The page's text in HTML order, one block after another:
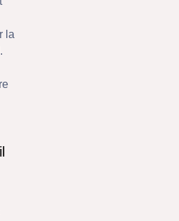
la